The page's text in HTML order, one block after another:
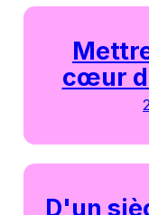
cœur
D'un